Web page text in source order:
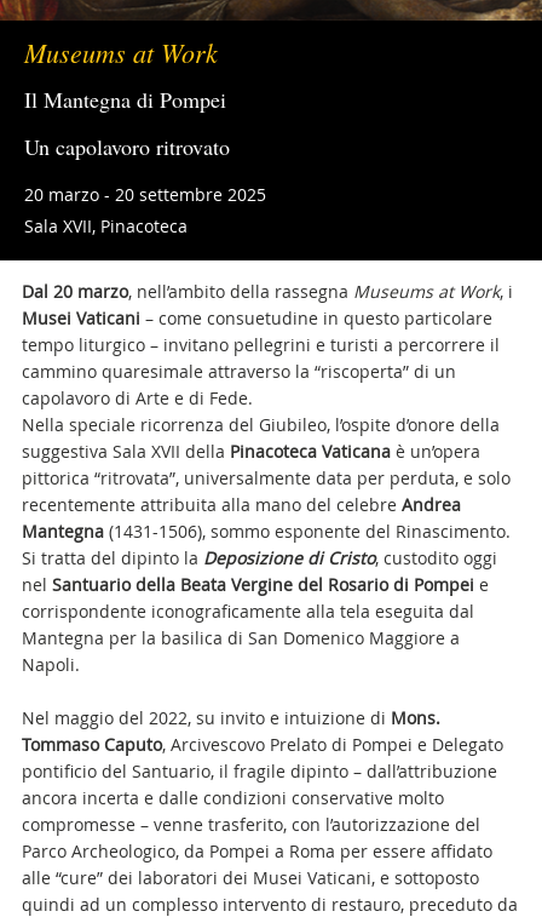
Museums at Work
Il Mantegna di Pompei
Un capolavoro ritrovato
20 marzo - 20 settembre 2025
Sala XVII, Pinacoteca
Dal 20 marzo, nell’ambito della rassegna Museums at Work, i
Musei Vaticani – come consuetudine in questo particolare
tempo liturgico – invitano pellegrini e turisti a percorrere il
cammino quaresimale attraverso la “riscoperta” di un
capolavoro di Arte e di Fede.
Nella speciale ricorrenza del Giubileo, l’ospite d’onore della
suggestiva Sala XVII della Pinacoteca Vaticanaè un’opera
pittorica “ritrovata”, universalmente data per perduta, e solo
recentemente attribuita alla mano del celebre Andrea
Mantegna (1431-1506), sommo esponente del Rinascimento.
Si tratta del dipinto la Deposizione di Cristo, custodito oggi
nel Santuario della Beata Vergine del Rosario di Pompei e
corrispondente iconograficamente alla tela eseguita dal
Mantegna per la basilica di San Domenico Maggiore a
Napoli.
Nel maggio del 2022, su invito e intuizione di Mons.
Tommaso Caputo, Arcivescovo Prelato di Pompei e Delegato
pontificio del Santuario, il fragile dipinto – dall’attribuzione
ancora incerta e dalle condizioni conservative molto
compromesse – venne trasferito, con l’autorizzazione del
Parco Archeologico, da Pompei a Roma per essere affidato
alle “cure” dei laboratori dei Musei Vaticani, e sottoposto
quindi ad un complesso intervento di restauro, preceduto da